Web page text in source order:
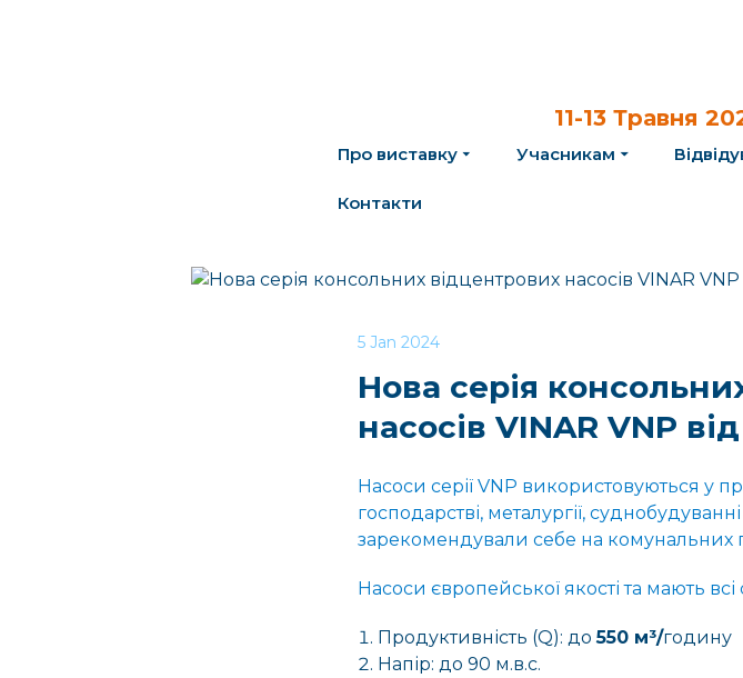
11-13 Травня
Про виставку Учасникам
Контакти
5 Jan 2024
Нова серія
насосів VINAR VNP
Насоси серії VNP використовуються у
господарстві, металургії,
зарекомендували себе на комунальних
Насоси європейської якості та мають всі
Продуктивність (Q): до550 м³/годину
Напір: до 90 м.в.с.